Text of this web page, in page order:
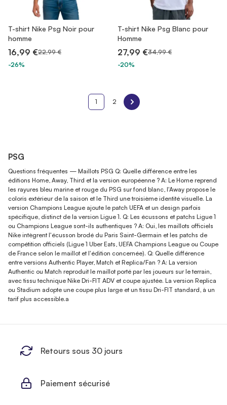
T-shirt Nike Psg Noir pour
homme
16,99 €22,99 €
-26%
T-shirt Nike Psg Blanc pour
Homme
27,99 €34,99 €
-20%
1 2
PSG
Questions fréquentes — Maillots PSG Q: Quelle différence entre les
éditions Home, Away, Third et la version européenne ? A: Le Home reprend
les rayures bleu marine et rouge du PSG sur fond blanc, l'Away propose le
coloris extérieur de la saison et le Third une troisième identité visuelle. La
version Champions League ajoute le patch UEFA et un design parfois
spécifique, distinct de la version Ligue 1. Q: Les écussons et patchs Ligue 1
ou Champions League sont-ils authentiques ? A: Oui, les maillots officiels
Nike intègrent l'écusson brodé du Paris Saint-Germain et les patchs de
compétition officiels (Ligue 1 Uber Eats, UEFA Champions League ou Coupe
de France selon le maillot et l'édition concernée). Q: Quelle différence
entre versions Authentic Player, Match et Replica/Fan ? A: La version
Authentic ou Match reproduit le maillot porté par les joueurs sur le terrain,
avec tissu technique Nike Dri-FIT ADV et coupe ajustée. La version Replica
ou Stadium adopte une coupe plus large et un tissu Dri-FIT standard, à un
tarif plus accessible.a
Retours sous 30 jours
Paiement sécurisé